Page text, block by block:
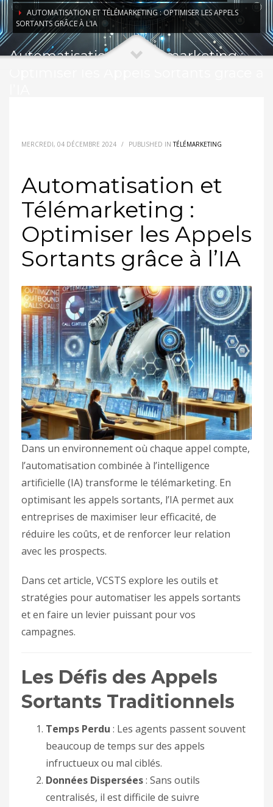
AUTOMATISATION ET TÉLÉMARKETING : OPTIMISER LES APPELS
SORTANTS GRÂCE À L’IA
Automatisation et Télémarketing :
MERCREDI, 04 DÉCEMBRE 2024 / PUBLISHED INTÉLÉMARKETING
Automatisation et
Télémarketing :
Optimiser les Appels
Sortants grâce à l’IA
Dans un environnement où chaque appel compte,
l’automatisation combinée à l’intelligence
artificielle (IA) transforme le télémarketing. En
optimisant les appels sortants, l’IA permet aux
entreprises de maximiser leur efficacité, de
réduire les coûts, et de renforcer leur relation
avec les prospects.
Dans cet article, VCSTS explore les outils et
stratégies pour automatiser les appels sortants
et en faire un levier puissant pour vos
campagnes.
Les Défis des Appels
Sortants Traditionnels
Temps Perdu : Les agents passent souvent
beaucoup de temps sur des appels
infructueux ou mal ciblés.
Données Dispersées: Sans outils
centralisés, il est difficile de suivre